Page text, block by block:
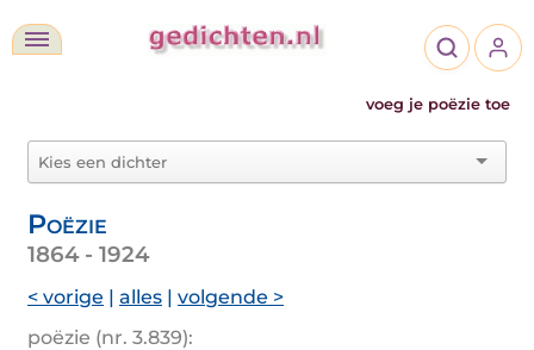
voeg je poëzie toe
Poëzie
1864 - 1924
< vorige | alles | volgende >
poëzie (nr. 3.839):